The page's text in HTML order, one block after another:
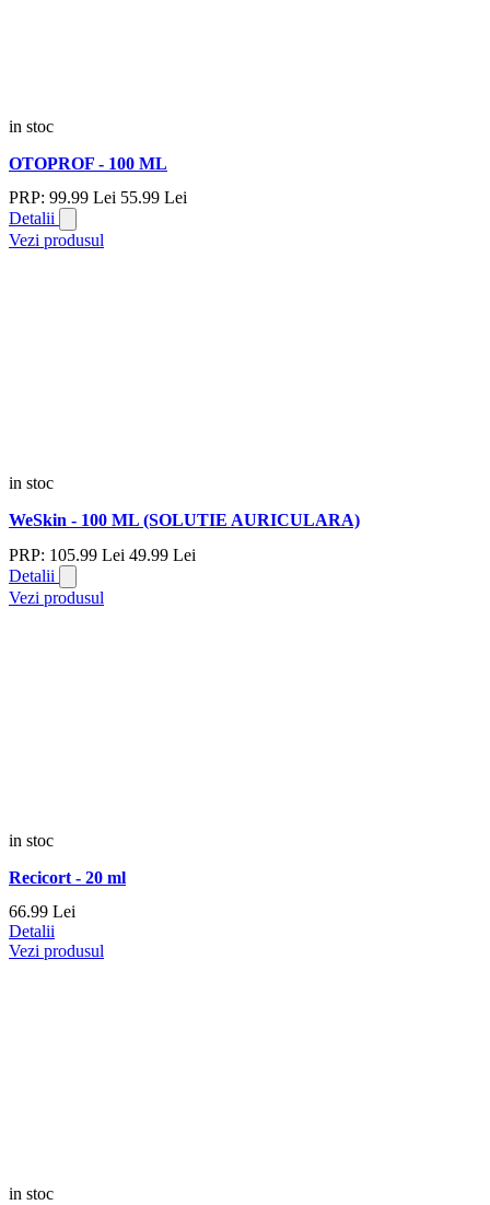
in stoc
OTOPROF - 100 ML
PRP: 99.99 Lei 55.99 Lei
Detalii
Vezi produsul
in stoc
WeSkin - 100 ML (SOLUTIE AURICULARA)
PRP: 105.99 Lei 49.99 Lei
Detalii
Vezi produsul
in stoc
Recicort - 20 ml
66.99 Lei
Detalii
Vezi produsul
in stoc